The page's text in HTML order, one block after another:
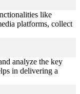
like
platforms, collect
analyze the key
in delivering a